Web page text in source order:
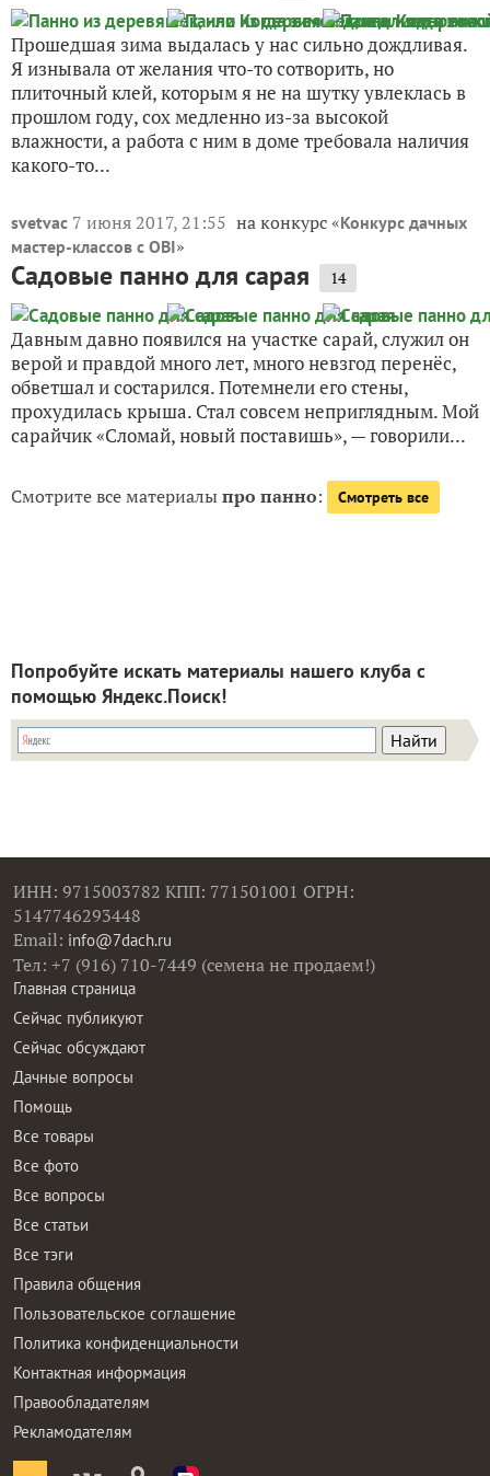
Прошедшая зима выдалась у нас сильно дождливая.
Я изнывала от желания что-то сотворить, но
плиточный клей, которым я не на шутку увлеклась в
прошлом году, сох медленно из-за высокой
влажности, а работа с ним в доме требовала наличия
какого-то...
svetvac 7 июня 2017, 21:55 на конкурс «Конкурс дачных
мастер-классов с OBI»
Садовые панно для сарая 14
Давным давно появился на участке сарай, служил он
верой и правдой много лет, много невзгод перенёс,
обветшал и состарился. Потемнели его стены,
прохудилась крыша. Стал совсем неприглядным. Мой
сарайчик «Сломай, новый поставишь», — говорили...
Смотрите все материалыпро панно: Смотреть все
Попробуйте искать материалы нашего клуба с
помощью Яндекс.Поиск!
ИНН: 9715003782 КПП: 771501001 ОГРН:
5147746293448
Email: info@7dach.ru
Тел: +7 (916) 710-7449 (семена не продаем!)
Главная страница
Сейчас публикуют
Сейчас обсуждают
Дачные вопросы
Помощь
Все товары
Все фото
Все вопросы
Все статьи
Все тэги
Правила общения
Пользовательское соглашение
Политика конфиденциальности
Контактная информация
Правообладателям
Рекламодателям